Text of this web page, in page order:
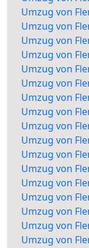
Umzug von
Umzug von
Umzug von
Umzug von
Umzug von
Umzug von
Umzug von
Umzug von
Umzug von
Umzug von
Umzug von
Umzug von
Umzug von
Umzug von
Umzug von
Umzug von
Umzug von